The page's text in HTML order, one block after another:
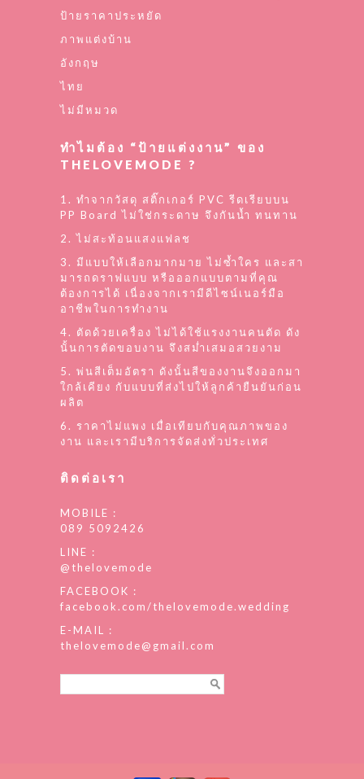
ป้ายราคาประหยัด
ภาพแต่งบ้าน
อังกฤษ
ไทย
ไม่มีหมวด
ทำไมต้อง “ป้ายแต่งงาน” ของ
THELOVEMODE ?
1. ทำจากวัสดุ สติ๊กเกอร์ PVC รีดเรียบบน
PP Board ไม่ใช่กระดาษ จึงกันน้ำ ทนทาน
2. ไม่สะท้อนแสงแฟลช
3. มีแบบให้เลือกมากมาย ไม่ซ้ำใคร และสา
มารถดราฟแบบ หรือออกแบบตามที่คุณ
ต้องการได้ เนื่องจากเรามีดีไซน์เนอร์มือ
อาชีพในการทำงาน
4. ตัดด้วยเครื่อง ไม่ได้ใช้แรงงานคนตัด ดัง
นั้นการตัดขอบงาน จึงสม่ำเสมอสวยงาม
5. พ่นสีเต็มอัตรา ดังนั้นสีของงานจึงออกมา
ใกล้เคียง กับแบบที่ส่งไปให้ลูกค้ายืนยันก่อน
ผลิต
6. ราคาไม่แพง เมื่อเทียบกับคุณภาพของ
งาน และเรามีบริการจัดส่งทั่วประเทศ
ติดต่อเรา
MOBILE :
089 5092426
LINE :
@thelovemode
FACEBOOK :
facebook.com/thelovemode.wedding
E-MAIL :
thelovemode@gmail.com